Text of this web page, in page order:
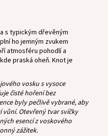
s typickým dřevěným
ho jemným zvukem
atmosféru pohodlí a
praská oheň. Knot je
vosku s vysoce
čisté hoření bez
byly pečlivě vybrané, aby
Otevřený tvar svíčky
esencí z voskového
zážitek.